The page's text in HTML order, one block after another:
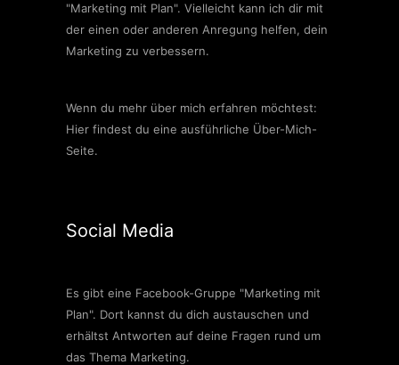
"Marketing mit Plan". Vielleicht kann ich dir mit
der einen oder anderen Anregung helfen, dein
Marketing zu verbessern.
Wenn du mehr über mich erfahren möchtest:
Hier findest du eine ausführliche Über-Mich-
Seite.
Social Media
Es gibt eine Facebook-Gruppe "Marketing mit
Plan". Dort kannst du dich austauschen und
erhältst Antworten auf deine Fragen rund um
das Thema Marketing.